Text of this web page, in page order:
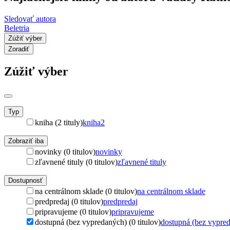
Sledovať autora
Beletria
Zúžiť výber
Zoradiť
Zúžiť výber
Typ
kniha (2 tituly)kniha2
Zobraziť iba
novinky (0 titulov)novinky
zľavnené tituly (0 titulov)zľavnené tituly
Dostupnosť
na centrálnom sklade (0 titulov)na centrálnom sklade
predpredaj (0 titulov)predpredaj
pripravujeme (0 titulov)pripravujeme
dostupná (bez vypredaných) (0 titulov)dostupná (bez